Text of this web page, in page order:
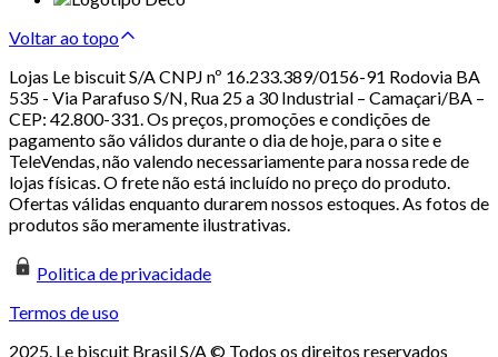
Voltar ao topo
Lojas Le biscuit S/A CNPJ nº 16.233.389/0156-91 Rodovia BA
535 - Via Parafuso S/N, Rua 25 a 30 Industrial – Camaçari/BA –
CEP: 42.800-331. Os preços, promoções e condições de
pagamento são válidos durante o dia de hoje, para o site e
TeleVendas, não valendo necessariamente para nossa rede de
lojas físicas. O frete não está incluído no preço do produto.
Ofertas válidas enquanto durarem nossos estoques. As fotos de
produtos são meramente ilustrativas.
Politica de privacidade
Termos de uso
2025. Le biscuit Brasil S/A © Todos os direitos reservados